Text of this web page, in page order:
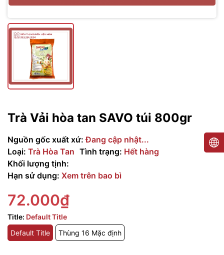
Trà Vải hòa tan SAVO túi 800gr
Nguồn gốc xuất xứ: Đang cập nhật...
Loại: Trà Hòa Tan Tình trạng: Hết hàng
Khối lượng tịnh:
Hạn sử dụng: Xem trên bao bì
72.000₫
Title: Default Title
Default Title
Thùng 16 Mặc định